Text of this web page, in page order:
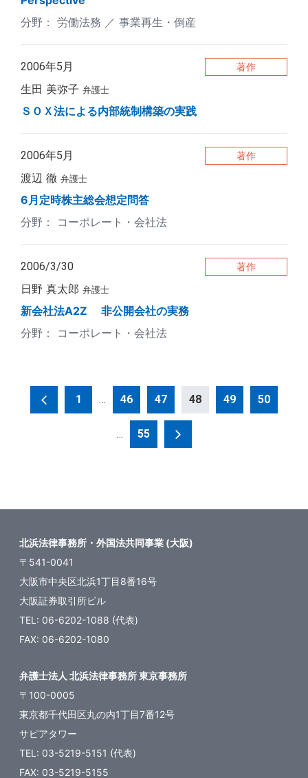
労働法務
事業再生・倒産
2006年5月 著作
生田 美弥子 弁護士
ＳＯＸ法による内部統制構築の実践
2006年5月 著作
渡辺 徹 弁護士
6月定時株主総会想定問答
コーポレート・会社法
2006/3/30 著作
日野 真太郎 弁護士
新会社法A2Z 非公開会社の実務
コーポレート・会社法
稿
り
1 … 46 47 48 49 50
… 55
北浜法律事務所・外国法共同事業 (大阪)
〒541-0041
大阪市中央区北浜1丁目8番16号
大阪証券取引所ビル
TEL: 06-6202-1088 (代表)
FAX: 06-6202-1080
弁護士法人 北浜法律事務所 東京事務所
〒100-0005
東京都千代田区丸の内1丁目7番12号
サピアタワー
TEL: 03-5219-5151 (代表)
FAX: 03-5219-5155